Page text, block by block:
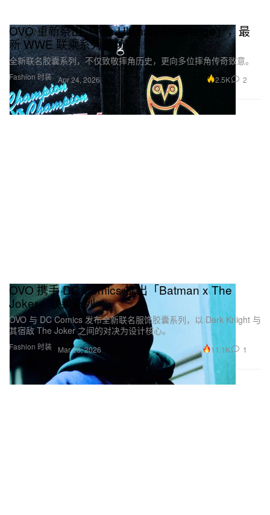
Fashion 时装
OVO 重新祭出「The Ultimate Challenge」，最
新 WWE 联乘系列登场
全新联名胶囊系列，不仅致敬摔角历史，更向多位摔角传奇致意。
Apr 24, 2026 2.5K 2
Fashion 时装
OVO 携手 DC Comics 推出「Batman x The
Joker」联乘系列
OVO 与 DC Comics 发布全新联名服饰胶囊系列，以 Dark Knight 与
其宿敌 The Joker 之间的对决为设计核心。
Mar 28, 2026 11.1K 1